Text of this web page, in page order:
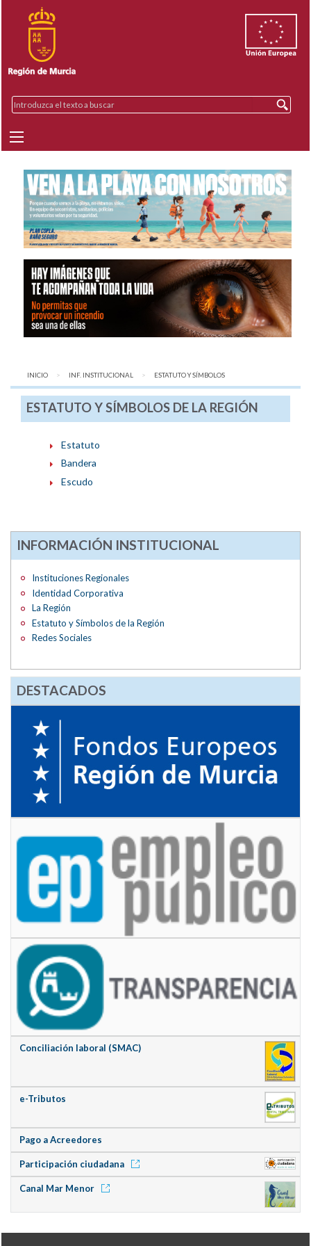
INICIO INF. INSTITUCIONAL AQUÍ:
ESTATUTO Y SÍMBOLOS
ESTATUTO Y SÍMBOLOS DE LA REGIÓN
Estatuto
Bandera
Escudo
INFORMACIÓN INSTITUCIONAL
Instituciones Regionales
Identidad Corporativa
La Región
Estatuto y Símbolos de la Región
Redes Sociales
DESTACADOS
Conciliación laboral (SMAC)
e-Tributos
Pago a Acreedores
Participación ciudadana
Canal Mar Menor